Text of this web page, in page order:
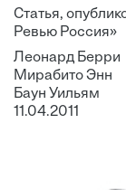
Статья,
Ревью Россия»
Леонард Берри
Мирабито Энн
Баун Уильям
11.04.2011